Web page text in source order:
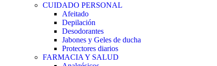
CUIDADO PERSONAL
Afeitado
Depilación
Desodorantes
Jabones y Geles de ducha
Protectores diarios
FARMACIA Y SALUD